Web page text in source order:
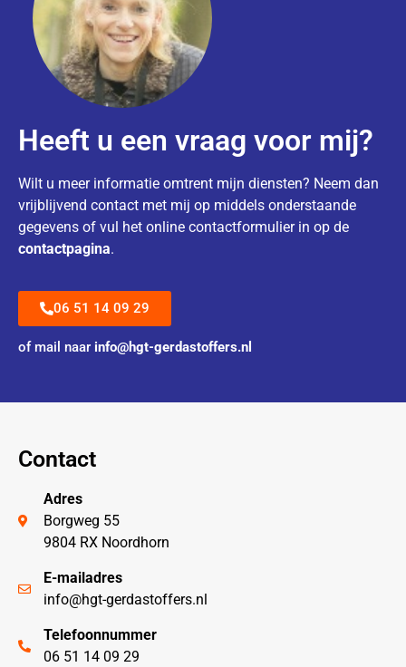
Heeft u een vraag voor mij?
Wilt u meer informatie omtrent mijn diensten? Neem dan
vrijblijvend contact met mij op middels onderstaande
gegevens of vul het online contactformulier in op de
contactpagina.
06 51 14 09 29
of mail naar info@hgt-gerdastoffers.nl
Contact
Adres
Borgweg 55
9804 RX Noordhorn
E-mailadres
info@hgt-gerdastoffers.nl
Telefoonnummer
06 51 14 09 29